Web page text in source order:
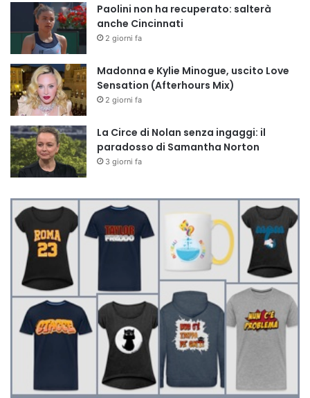
Paolini non ha recuperato: salterà
anche Cincinnati
2 giorni fa
Madonna e Kylie Minogue, uscito Love
Sensation (Afterhours Mix)
2 giorni fa
La Circe di Nolan senza ingaggi: il
paradosso di Samantha Norton
3 giorni fa